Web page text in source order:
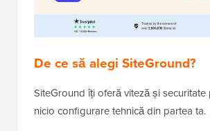
De ce să alegi SiteGround?
SiteGround îți oferă viteză și
nicio configurare tehnică din partea ta.